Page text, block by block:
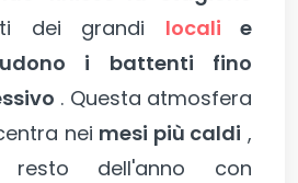
dei grandi locali e
i battenti fino
. Questa atmosfera
nei mesi più caldi ,
dell'anno con